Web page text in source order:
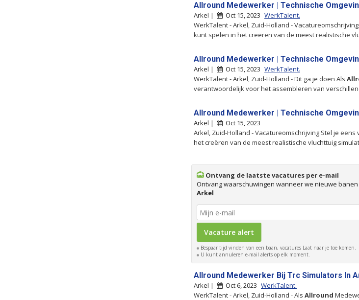
Allround Medewerker | Technische
Arkel | Oct 15, 2023 WerkTalent.
WerkTalent - Arkel, Zuid-Holland -
kunt spelen in het creëren van de meest realistische
Allround Medewerker | Technische
Arkel | Oct 15, 2023 WerkTalent.
WerkTalent - Arkel, Zuid-Holland - Dit ga je doen Als
verantwoordelijk voor het assembleren van
Allround Medewerker | Technische
Arkel |
Oct 15, 2023
Arkel, Zuid-Holland - Vacatureomschrijving Stel je
het creëren van de meest realistische vluchttuig
Ontvang de laatste vacatures per e-mail
Ontvang waarschuwingen wanneer we nieuwe banen
Arkel
Bespaar tijd vinden van een baan, vacatures Laat naar je toe komen.
U kunt annuleren e-mail alerts op elk moment.
Allround Medewerker Bij Trc Simulators In
Arkel | Oct 6, 2023 WerkTalent.
WerkTalent - Arkel, Zuid-Holland - Als Allround